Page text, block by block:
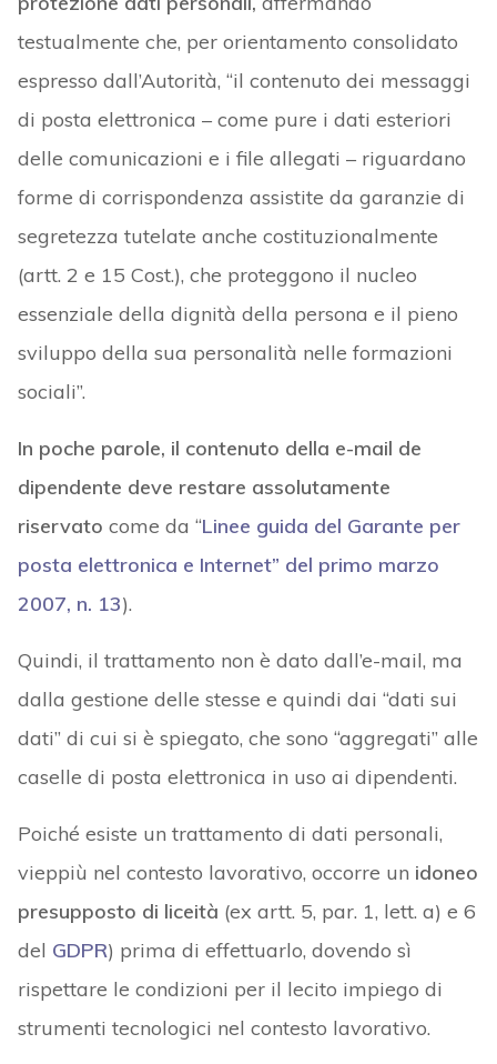
testualmente che, per orientamento consolidato
espresso dall’Autorità, “il contenuto dei messaggi
di posta elettronica – come pure i dati esteriori
delle comunicazioni e i file allegati – riguardano
forme di corrispondenza assistite da garanzie di
segretezza tutelate anche costituzionalmente
(artt. 2 e 15 Cost.), che proteggono il nucleo
essenziale della dignità della persona e il pieno
sviluppo della sua personalità nelle formazioni
sociali”.
In poche parole, il contenuto della e-mail de
dipendente deve restare assolutamente
riservato come da “Linee guida del Garante per
posta elettronica e Internet” del primo marzo
2007, n. 13).
Quindi, il trattamento non è dato dall’e-mail, ma
dalla gestione delle stesse e quindi dai “dati sui
dati” di cui si è spiegato, che sono “aggregati” alle
caselle di posta elettronica in uso ai dipendenti.
Poiché esiste un trattamento di dati personali,
vieppiù nel contesto lavorativo, occorre un idoneo
presupposto di liceità (ex artt. 5, par. 1, lett. a) e 6
del GDPR) prima di effettuarlo, dovendo sì
rispettare le condizioni per il lecito impiego di
strumenti tecnologici nel contesto lavorativo.